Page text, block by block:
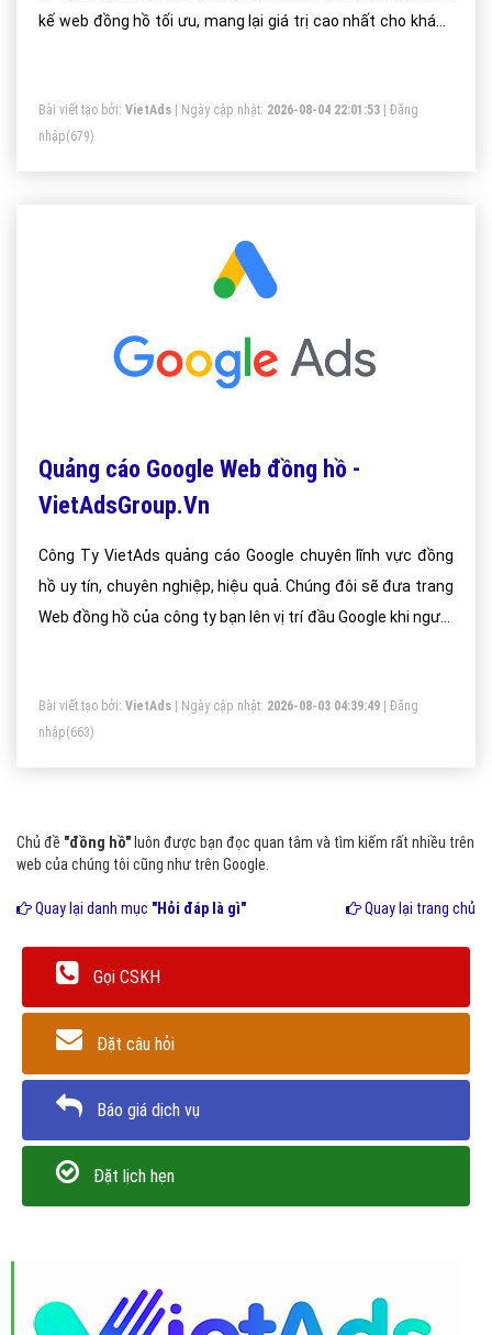
kế web đồng hồ tối ưu, mang lại giá trị cao nhất cho khách
Bài viết tạo bởi: VietAds | Ngày cập nhật: 2026-08-04 22:01:53
Đăng
nhập(679)
Quảng cáo Google Web đồng hồ -
VietAdsGroup.Vn
Công Ty VietAds quảng cáo Google chuyên lĩnh vực đồng
hồ uy tín, chuyên nghiệp, hiệu quả. Chúng đôi sẽ đưa trang
Web đồng hồ của công ty bạn lên vị trí đầu Google khi người
Bài viết tạo bởi: VietAds | Ngày cập nhật: 2026-08-03 04:39:49
Đăng
nhập(663)
Chủ đề "đồng hồ" luôn được bạn đọc quan tâm và tìm kiếm rất nhiều trên
web của chúng tôi cũng như trên Google.
Quay lại danh mục "Hỏi đáp là gì" Quay lại trang chủ
Gọi CSKH
Đặt câu hỏi
Báo giá dịch vụ
Đặt lịch hẹn